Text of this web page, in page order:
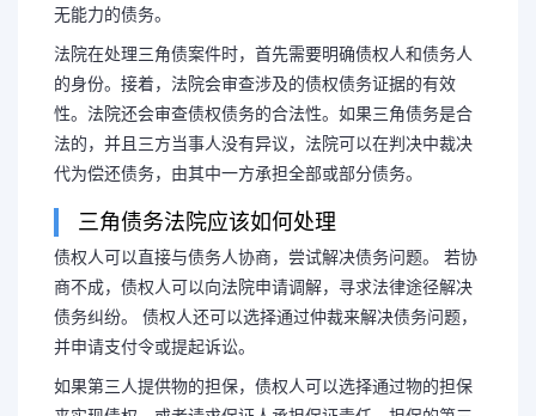
无能力的债务。
法院在处理三角债案件时，首先需要明确债权人和债务人
的身份。接着，法院会审查涉及的债权债务证据的有效
性。法院还会审查债权债务的合法性。如果三角债务是合
法的，并且三方当事人没有异议，法院可以在判决中裁决
代为偿还债务，由其中一方承担全部或部分债务。
三角债务法院应该如何处理
债权人可以直接与债务人协商，尝试解决债务问题。 若协
商不成，债权人可以向法院申请调解，寻求法律途径解决
债务纠纷。 债权人还可以选择通过仲裁来解决债务问题，
并申请支付令或提起诉讼。
如果第三人提供物的担保，债权人可以选择通过物的担保